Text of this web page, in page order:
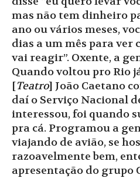
mas não tem dinheiro
ano ou vários meses,
dias a um mês para ver
vai reagir”. Oxente, a
Quando voltou pro Rio
[Teatro] João Caetano
daí o Serviço Nacional
interessou, foi quando
pra cá. Programou a
viajando de avião, se
razoavelmente bem,
apresentação do grupo